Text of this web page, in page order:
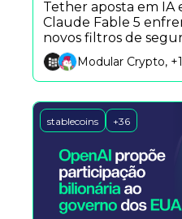
Tether aposta em IA
Claude Fable 5
novos filtros de
campanha que
Independência com
Modular Crypto, +1
stablecoins +36